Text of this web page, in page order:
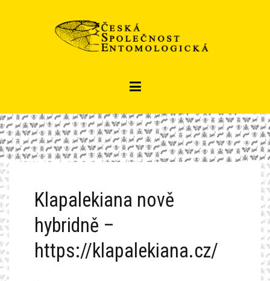
Klapalekiana nově
hybridně –
https://klapalekiana.cz/